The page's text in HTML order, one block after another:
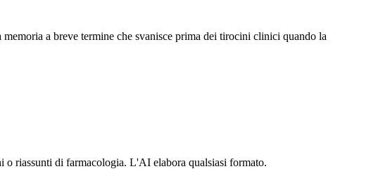
a breve termine che svanisce prima dei tirocini clinici quando la
riassunti di farmacologia. L'AI elabora qualsiasi formato.